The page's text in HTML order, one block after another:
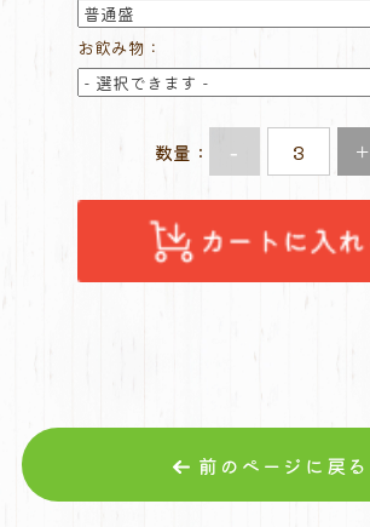
お飲み物：
数量： - +
前のページに戻る